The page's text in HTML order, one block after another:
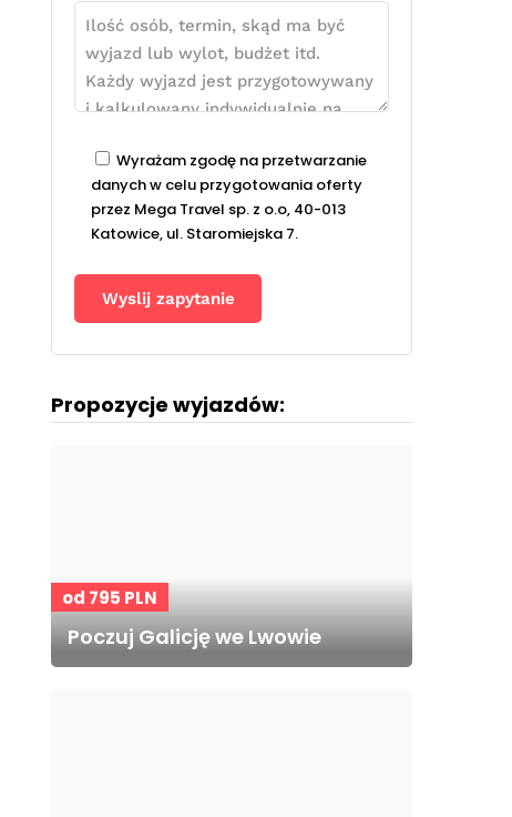
Wyrażam zgodę na przetwarzanie
danych w celu przygotowania oferty
przez Mega Travel sp. z o.o, 40-013
Katowice, ul. Staromiejska 7.
Propozycje wyjazdów:
od 795 PLN
Poczuj Galicję we Lwowie